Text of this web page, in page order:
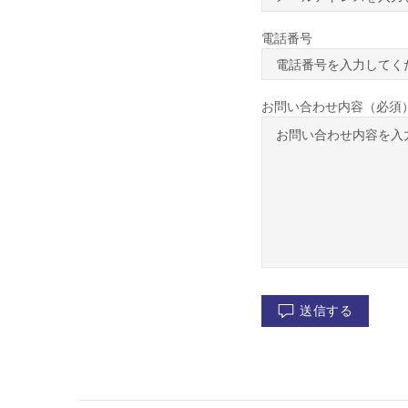
電話番号
お問い合わせ内容（必須
送信する